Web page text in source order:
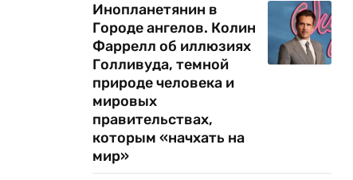
Инопланетянин в
Городе ангелов. Колин
Фаррелл об иллюзиях
Голливуда, темной
природе человека и
мировых
правительствах,
которым «начхать на
мир»